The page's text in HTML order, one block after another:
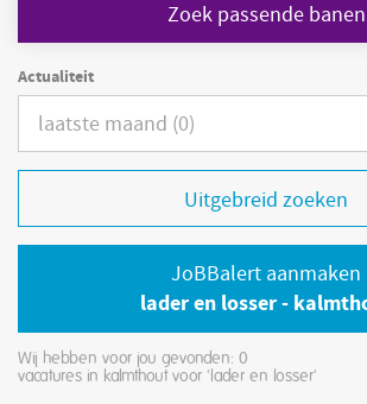
Zoek passende banen
Actualiteit
Uitgebreid zoeken
JoBBalert aanmaken
lader en losser -
Wij hebben voor jou gevonden: 0
vacatures in kalmthout voor 'lader en losser'